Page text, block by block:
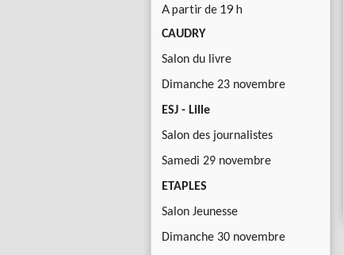
A partir de 19 h
CAUDRY
Salon du livre
Dimanche 23 novembre
ESJ - Lille
Salon des journalistes
Samedi 29 novembre
ETAPLES
Salon Jeunesse
Dimanche 30 novembre